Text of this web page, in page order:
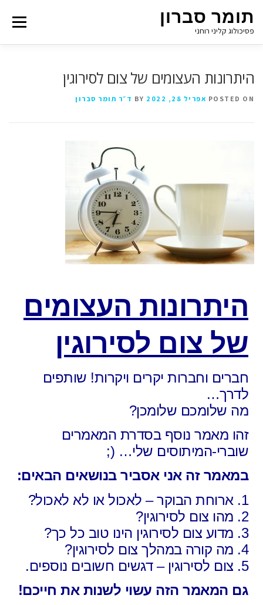
תומר סברון
פסיכולוג קליני רוחני
Menu
היתרונות העצומים של צום לסירוגין
POSTED ON אפריל 28, 2022 ד״ר תומר סברון
היתרונות העצומים
של צום לסירוגין
חברים וחברות יקרים ויקרות! שותפים
לדרך…
מה שלומכם שלומכן?
זהו מאמר נוסף בסדרת המאמרים
שוברי-המיתוסים שלי… (;
במאמר זה אני אסביר בנושאים הבאים:
1. ארוחת הבוקר – לאכול או לא לאכול?
2. מהו צום לסירוגין?
3. מדוע צום לסירוגין הינו טוב כל כך?
4. מה קורה במהלך צום לסירוגין?
5. צום לסירוגין – דגשים חשובים נוספים.
גם המאמר הזה עשוי לשנות את חייכם!